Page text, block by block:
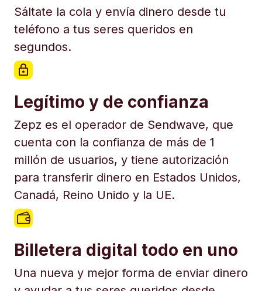
Sáltate la cola y envía dinero desde tu
teléfono a tus seres queridos en
segundos.
Legítimo y de confianza
Zepz es el operador de Sendwave, que
cuenta con la confianza de más de 1
millón de usuarios, y tiene autorización
para transferir dinero en Estados Unidos,
Canadá, Reino Unido y la UE.
Billetera digital todo en uno
Una nueva y mejor forma de enviar dinero